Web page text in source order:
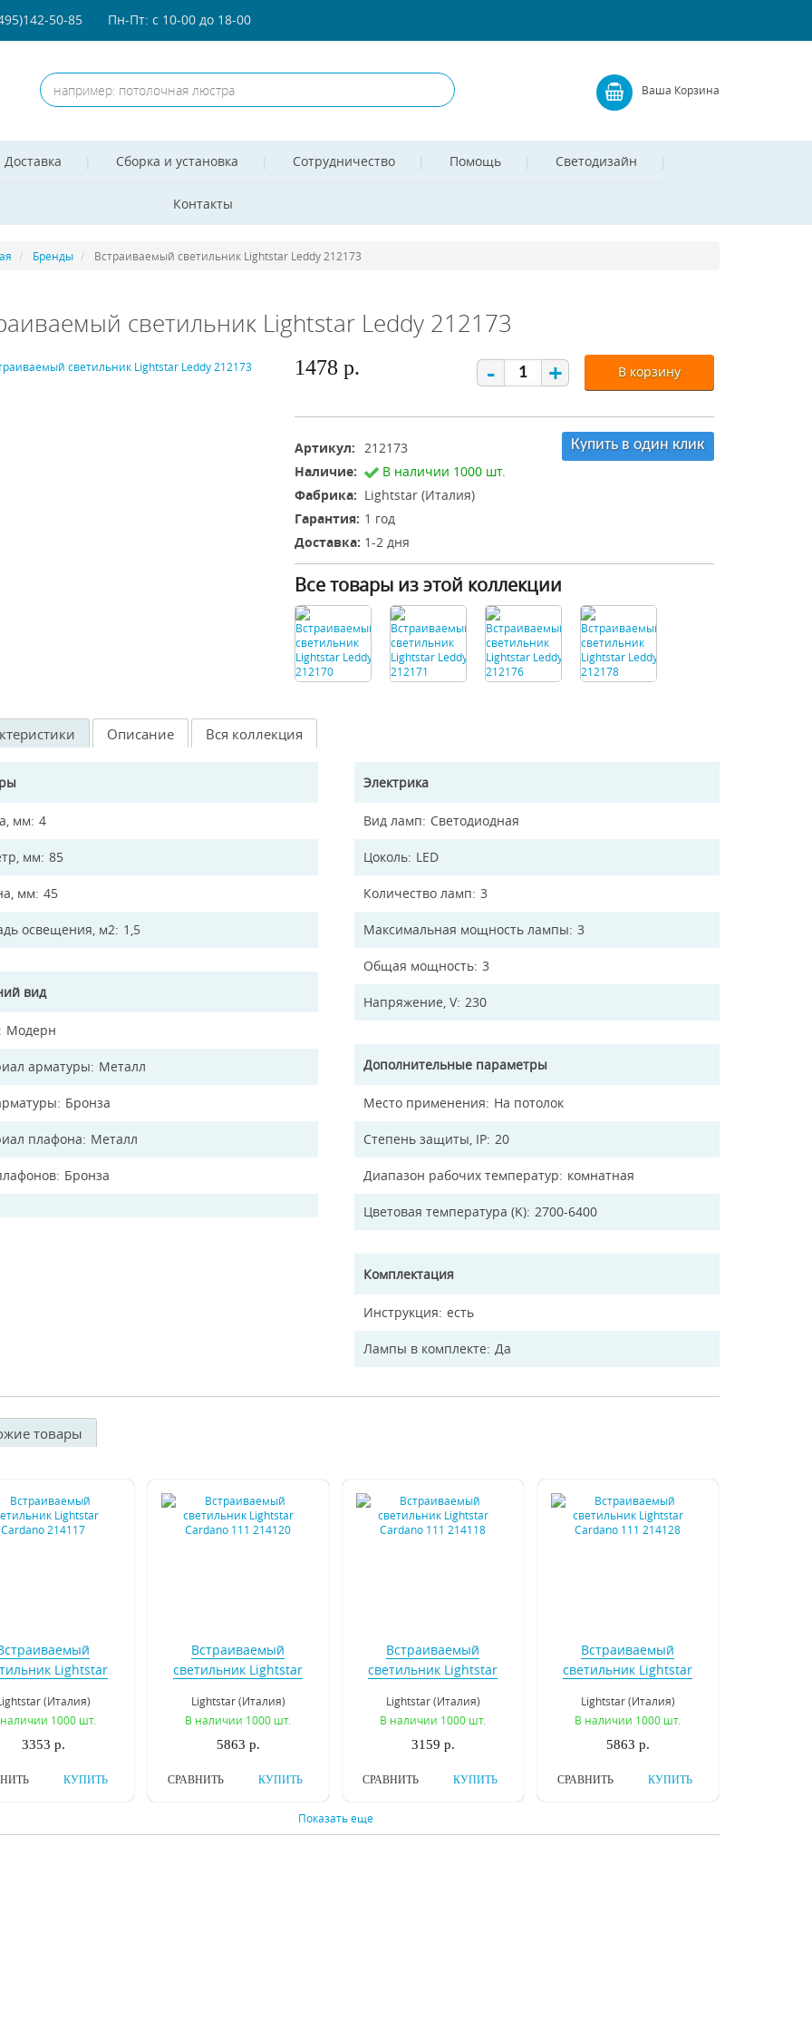
50-85 Пн-Пт: с 10-00 до 18-00
Ваша Корзина
Доставка Сборка и установка Сотрудничество Помощь Светодизайн
Контакты
Бренды Встраиваемый светильник Lightstar Leddy 212173
светильник Lightstar Leddy 212173
1478 р. - + В корзину
Артикул: 212173
Наличие:
В наличии 1000 шт.
Фабрика: Lightstar (Италия)
Гарантия: 1 год
Доставка: 1-2 дня
Купить в один клик
Все товары из этой коллекции
Описание Вся коллекция
мм 4
мм 85
мм 45
освещения, м2 1,5
вид
Модерн
арматуры Металл
Бронза
плафона Металл
Бронза
Электрика
Вид ламп Светодиодная
Цоколь LED
Количество ламп 3
Максимальная мощность лампы 3
Общая мощность 3
Напряжение, V 230
Дополнительные параметры
Место применения На потолок
Степень защиты, IP 20
Диапазон рабочих температур комнатная
Цветовая температура (K) 2700-6400
Комплектация
Инструкция есть
Лампы в комплекте Да
товары
Lightstar
(Италия)
1000 шт.
3353 р.
КУПИТЬ
Встраиваемый
светильник Lightstar
Lightstar (Италия)
В наличии 1000 шт.
5863 р.
КУПИТЬ
СРАВНИТЬ
Встраиваемый
светильник Lightstar
Lightstar (Италия)
В наличии 1000 шт.
3159 р.
КУПИТЬ
СРАВНИТЬ
Встраиваемый
светильник Lightstar
Lightstar (Италия)
В наличии 1000 шт.
5863 р.
КУПИТЬ
СРАВНИТЬ
Показать еще